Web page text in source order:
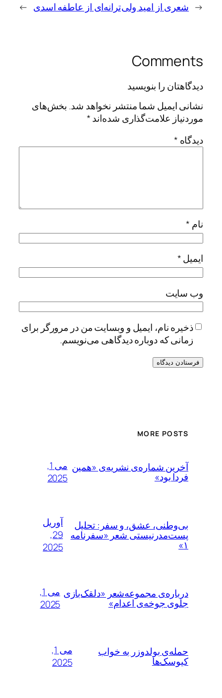
← شعری از امید ولیترانه‌ای از عاطفه اسدی →
Comments
دیدگاهتان را بنویسید
نشانی ایمیل شما منتشر نخواهد شد. بخش‌های
موردنیاز علامت‌گذاری شده‌اند*
دیدگاه *
نام *
ایمیل*
وب‌ سایت
ذخیره نام، ایمیل و وبسایت من در مرورگر برای
زمانی که دوباره دیدگاهی می‌نویسم.
MORE POSTS
آخرین شماره‌ی نشریه‌ی «همین
فردا بود»
می 1,
2025
بی‌وطنی، عشق، و سفر: تحلیل
پست‌مدرنیستی شعر «سفرنامه
۱»
آوریل
29,
2025
درباره‌ی مجموعه‌شعر «دلقک‌بازی
جلوی جوخه‌ی اعدام»
می 1,
2025
حمله‌ی بولدوزر به خواب
کیوسک‌ها
می 1,
2025